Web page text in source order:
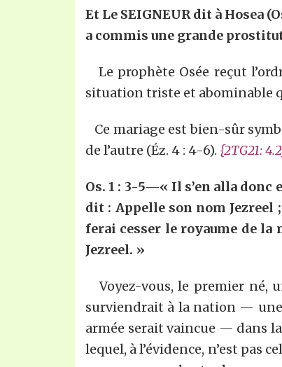
Et Le SEIGNEUR dit à Hosea
a commis une grande
Le prophète Osée reçut
situation triste et abominable
Ce mariage est bien-sûr
de l’autre (Éz. 4 : 4-6). {2TG21:4.2
Os. 1 : 3-5—« Il s’en alla donc
dit : Appelle son nom Jezreel
ferai cesser le royaume de la
Jezreel. »
Voyez-vous, le premier né,
surviendrait à la nation —
armée serait vaincue — dans
lequel, à l’évidence, n’est pas